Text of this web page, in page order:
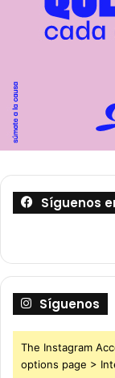
Síguenos
Síguenos
The Instagram
options page >